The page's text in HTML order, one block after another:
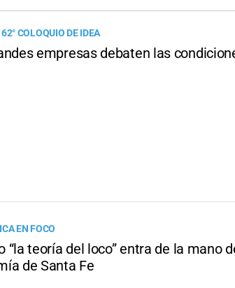
COLOQUIO DE IDEA
empresas debaten las
EN FOCO
“la teoría del loco” entra de la mano
de Santa Fe